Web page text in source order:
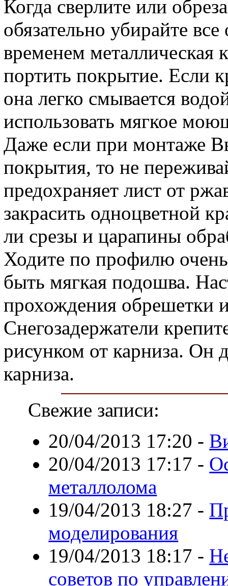
Когда сверлите или
обязательно убирайте
временем металлическая
портить покрытие. Если
она легко смывается
использовать мягкое
Даже если при монтаже
покрытия, то не
предохраняет лист от
закрасить одноцветной
ли срезы и царапины
Ходите по профилю
быть мягкая подошва.
прохождения обрешетки
Снегозадержатели
рисунком от карниза. Он
карниза.
Свежие записи:
20/04/2013 17:20 -
20/04/2013 17:17 -
металлолома
19/04/2013 18:27 -
моделирования
19/04/2013 18:17 -
советов по